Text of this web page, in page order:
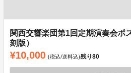
関西交響楽団第1回定期演奏会ポ
刻版）
¥10,000 (税込/送料込)残り80